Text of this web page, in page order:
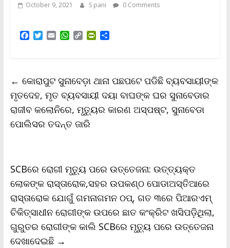
October 9, 2021 S pani 0 Comments
F
o
o
k
T
e
r
E
W
A
p
p
C
i
n
k
P
F
r
i
e
S
← କୋରାପୁଟ ସୁନାବେଡ଼ା ଥାନା ପଛପଟେ ପଡିଛି ବ୍ୟବସାୟୀଙ୍କ
ମୃତଦେହ, ମୃତ ବ୍ୟବସାୟୀ ଦୟା ବାଘଙ୍କ ଘର ସୁନାବେଡାର
ରାଜୀବ କଲୋନିରେ, ମୃତ୍ୟୁର କାରଣ ଅସ୍ପଷ୍ଟ, ସୁନାବେଡା
ପୋଲିସର ତଦନ୍ତ ଜାରି
SCBରେ ରୋଗୀ ମୃତ୍ୟୁ ପରେ ଉତ୍ତେଜନା: ଉତ୍ତ୍ୟକ୍ତ
ଲୋକଙ୍କ ରାସ୍ତାରୋକ,ସହର ଉପକଣ୍ଠ ପୋଡାଅସ୍ତିଆରେ
ରାସ୍ତାରୋକ ଯୋଗୁଁ ଗମନାଗମନ ଠପ୍, ଗତ ୩ରେ ପିଆରଏମ୍‌
ଚିକିତ୍ସାଧୀନ ରୋଗୀଙ୍କ ଉପରେ ଛାତ କଂକ୍ରିଟ ଖସିପଡ଼ିଥିଲା,
ଗୁରୁତର ରୋଗୀଙ୍କ କାଲି SCBରେ ମୃତ୍ୟୁ ପରେ ଉତ୍ତେଜନା
ଦେଖାଦେଇଛି →